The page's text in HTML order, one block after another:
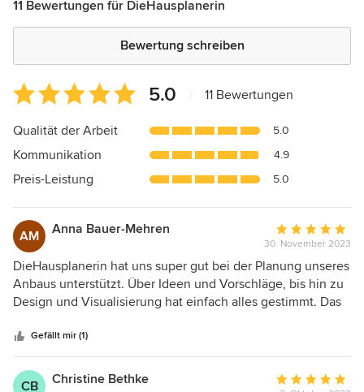
11 Bewertungen für DieHausplanerin
Bewertung schreiben
Durchschnittliche
Bewertung:
5
5
Sternen
5.0 11 Bewertungen
Qualität der Arbeit 5.0
Kommunikation 4.9
Preis-Leistung 5.0
AM Anna Bauer-Mehren
Bewertung:
5
von
5
30. November 2023
DieHausplanerin hat uns super gut bei der Planung unseres
Anbaus unterstützt. Über Ideen und Vorschläge, bis hin zu
Design und Visualisierung hat einfach alles gestimmt. Das
Visualisierungen haben extrem geholfen, die richtigen
Entscheidungen zu treffen! Vielen Dank
Gefällt mir (1)
CB Christine Bethke